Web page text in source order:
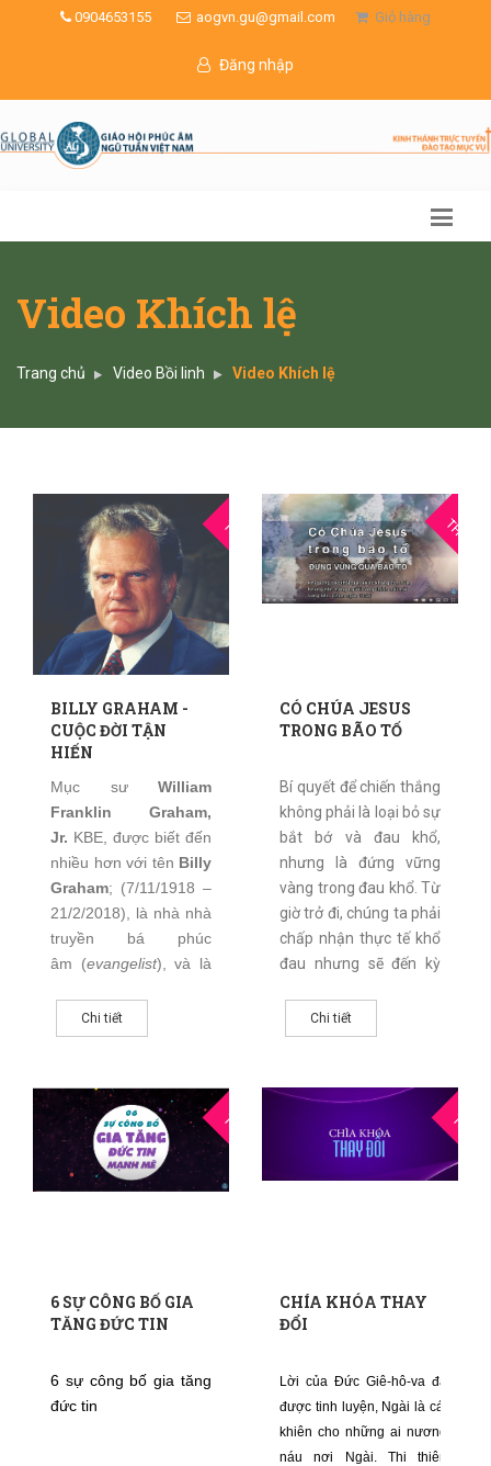
0904653155 aogvn.gu@gmail.com Giỏ hàng
Đăng nhập
Video Khích lệ
Trang chủ Video Bồi linh Video Khích lệ
03
THG3
BILLY GRAHAM -
CUỘC ĐỜI TẬN
HIẾN
Mục sư William
Franklin Graham,
Jr. KBE, được biết đến
nhiều hơn với tên Billy
Graham; (7/11/1918 –
21/2/2018), là nhà nhà
truyền bá phúc
âm (evangelist), và là
lãnh đạo có nhiều ảnh
hưởng nhất của Phong
cộng đồng Kháng
Cách
Chi tiết
THG10
CÓ CHÚA JESUS
TRONG BÃO TỐ
Bí quyết để chiến thắng
không phải là loại bỏ sự
bắt bớ và đau khổ,
nhưng là đứng vững
vàng trong đau khổ. Từ
giờ trở đi, chúng ta phải
chấp nhận thực tế khổ
đau nhưng sẽ đến kỳ
cũng không có tang
chế, than khóc, hoặc
Huyền 21:4).
Chi tiết
THG5
6 SỰ CÔNG BỐ GIA
TĂNG ĐỨC TIN
6 sự công bố gia tăng
đức tin
THG1
CHÍA KHÓA THAY
ĐỔI
Lời của Đức Giê-hô-va đã
được tinh luyện, Ngài là cái
khiên cho những ai nương
náu nơi Ngài. Thi thiên